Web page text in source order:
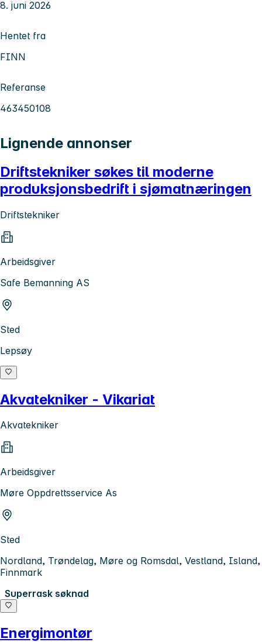
8. juni 2026
Hentet fra
FINN
Referanse
463450108
Lignende annonser
Driftstekniker søkes til moderne
produksjonsbedrift i sjømatnæringen
Driftstekniker
Arbeidsgiver
Safe Bemanning AS
Sted
Lepsøy
Akvatekniker - Vikariat
Akvatekniker
Arbeidsgiver
Møre Oppdrettsservice As
Sted
Nordland, Trøndelag, Møre og Romsdal, Vestland, Island,
Finnmark
Superrask søknad
Energimontør